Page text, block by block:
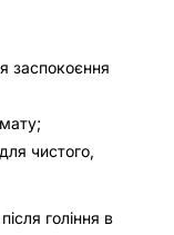
заспокоєння
чистого,
гоління в